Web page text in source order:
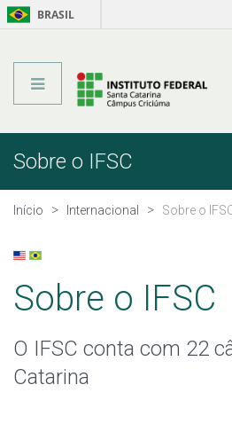
BRASIL
Sobre o IFSC
Sobre o IFSC
Escritório Internacional
Parcerias
Informações Úteis
Início Internacional Sobre o
Sobre o IFSC
O IFSC conta com 22
Catarina